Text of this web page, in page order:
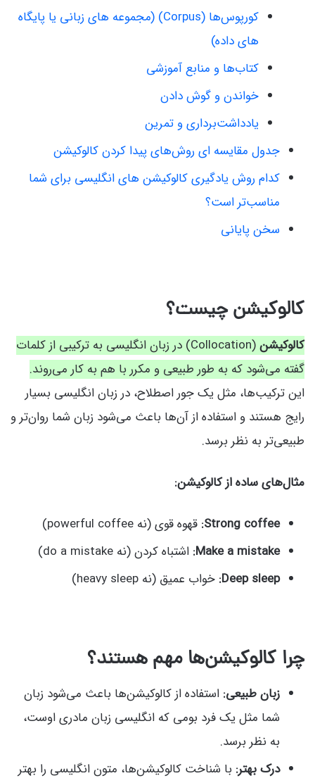
کورپوس‌ها (Corpus) (مجموعه های زبانی یا پایگاه
های داده)
کتاب‌ها و منابع آموزشی
خواندن و گوش دادن
یادداشت‌برداری و تمرین
جدول مقایسه ای روش‌های پیدا کردن کالوکیشن
کدام روش یادگیری کالوکیشن های انگلیسی برای شما
مناسب‌تر است؟
سخن پایانی
کالوکیشن چیست؟
کالوکیشن
(Collocation) در زبان انگلیسی به ترکیبی از کلمات
گفته می‌شود که به طور طبیعی و مکرر با هم به کار می‌روند.
این ترکیب‌ها، مثل یک جور اصطلاح، در زبان انگلیسی بسیار
رایج هستند و استفاده از آن‌ها باعث می‌شود زبان شما روان‌تر و
طبیعی‌تر به نظر برسد.
مثال‌های ساده از کالوکیشن:
Strong coffee: قهوه قوی (نه powerful coffee)
Make a mistake: اشتباه کردن (نه do a mistake)
Deep sleep: خواب عمیق (نه heavy sleep)
چرا کالوکیشن‌ها مهم هستند؟
زبان طبیعی: استفاده از کالوکیشن‌ها باعث می‌شود زبان
شما مثل یک فرد بومی که انگلیسی زبان مادری اوست،
به نظر برسد.
درک بهتر: با شناخت کالوکیشن‌ها، متون انگلیسی را بهتر